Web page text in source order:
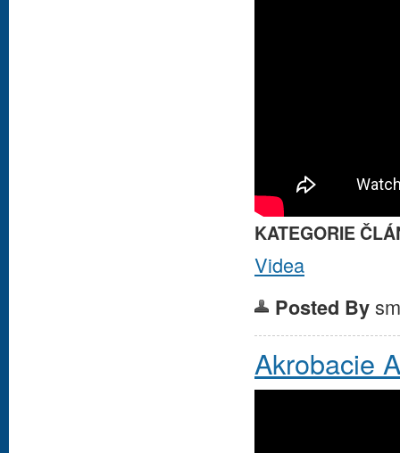
KATEGORIE
Videa
Posted By
Akrobacie